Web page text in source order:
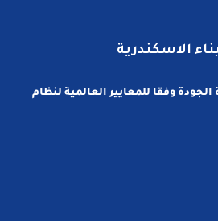
الاسكندرية
وفقا للمعايير العالمية لنظام